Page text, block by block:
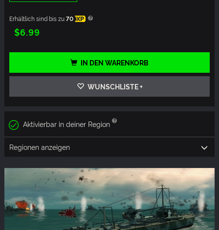
Erhältlich sind bis zu70 XP
$6.99
IN DEN WARENKORB
WUNSCHLISTE +
Aktivierbar in deiner Region
Regionen anzeigen